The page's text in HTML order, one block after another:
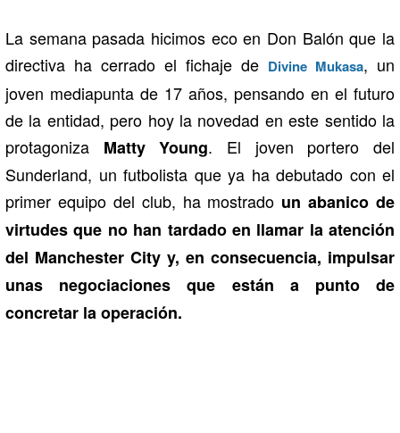
La semana pasada hicimos eco en Don Balón que la
directiva ha cerrado el fichaje de Divine Mukasa, un
joven mediapunta de 17 años, pensando en el futuro
de la entidad, pero hoy la novedad en este sentido la
protagoniza Matty Young. El joven portero del
Sunderland, un futbolista que ya ha debutado con el
primer equipo del club, ha mostrado un abanico de
virtudes que no han tardado en llamar la atención
del Manchester City y, en consecuencia, impulsar
unas negociaciones que están a punto de
concretar la operación.